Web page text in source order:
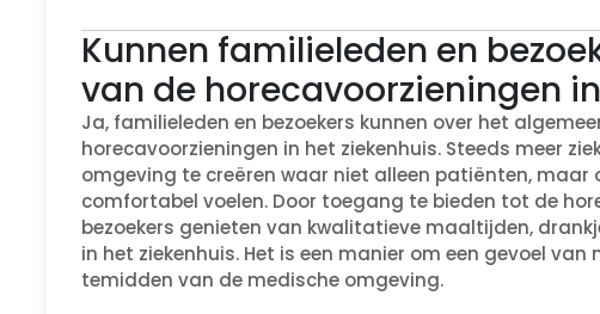
Kunnen familieleden en
van de horecavoorzieningen
Ja, familieleden en bezoekers kunnen over het
horecavoorzieningen in het ziekenhuis. Steeds meer
omgeving te creëren waar niet alleen patiënten, maar
comfortabel voelen. Door toegang te bieden tot de
bezoekers genieten van kwalitatieve maaltijden,
in het ziekenhuis. Het is een manier om een gevoel
temidden van de medische omgeving.